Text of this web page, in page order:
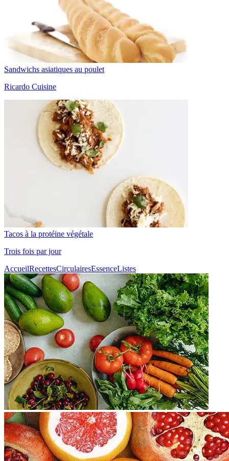
Sandwichs asiatiques au poulet
Ricardo Cuisine
Tacos à la protéine végétale
Trois fois par jour
AccueilRecettesCirculairesEssenceListes